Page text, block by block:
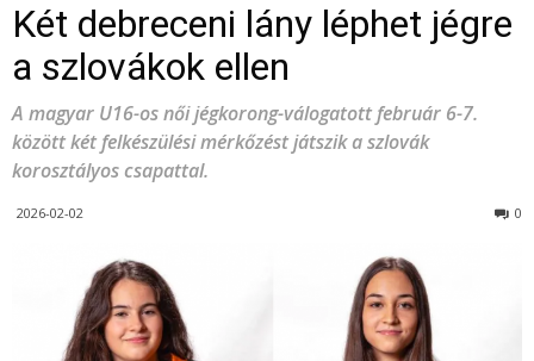
Két debreceni lány léphet jégre
a szlovákok ellen
A magyar U16-os női jégkorong-válogatott február 6-7.
között két felkészülési mérkőzést játszik a szlovák
korosztályos csapattal.
2026-02-02 0